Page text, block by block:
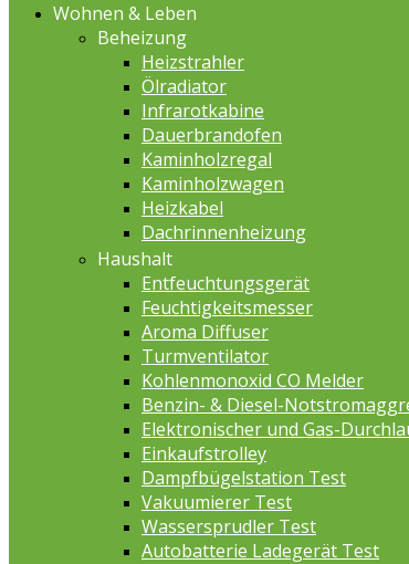
Wohnen & Leben
Beheizung
Heizstrahler
Ölradiator
Infrarotkabine
Dauerbrandofen
Kaminholzregal
Kaminholzwagen
Heizkabel
Dachrinnenheizung
Haushalt
Entfeuchtungsgerät
Feuchtigkeitsmesser
Aroma Diffuser
Turmventilator
Kohlenmonoxid CO Melder
Benzin- & Diesel-
Elektronischer und Gas-
Einkaufstrolley
Dampfbügelstation Test
Vakuumierer Test
Wassersprudler Test
Autobatterie Ladegerät Test